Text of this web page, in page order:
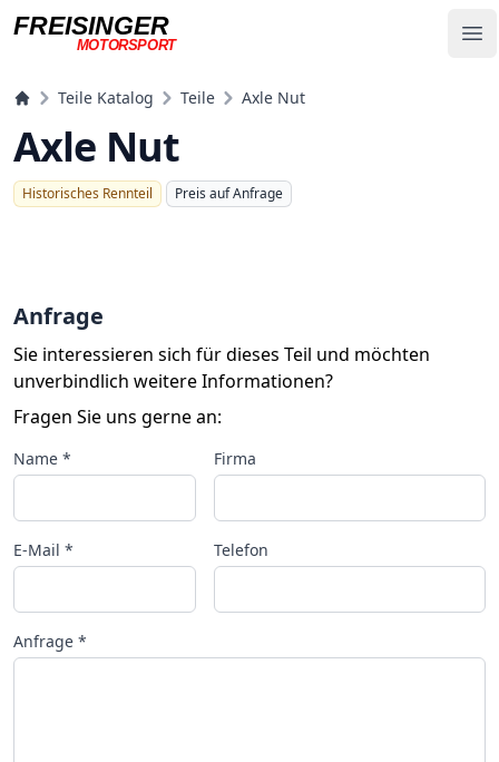
FREISINGER
MOTORSPORT
Teile Katalog Teile Axle Nut
Axle Nut
Historisches Rennteil Preis auf Anfrage
Anfrage
Sie interessieren sich für dieses Teil und möchten
unverbindlich weitere Informationen?
Fragen Sie uns gerne an:
Name * Firma
E-Mail * Telefon
Anfrage *